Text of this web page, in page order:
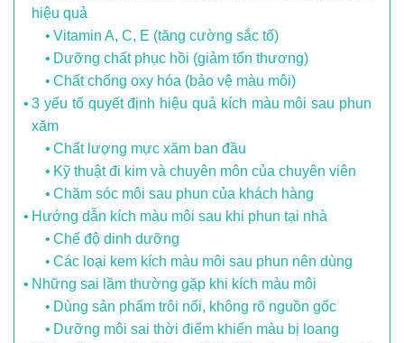
hiệu quả
Vitamin A, C, E (tăng cường sắc tố)
Dưỡng chất phục hồi (giảm tổn thương)
Chất chống oxy hóa (bảo vệ màu môi)
3 yếu tố quyết định hiệu quả kích màu môi sau phun
xăm
Chất lượng mực xăm ban đầu
Kỹ thuật đi kim và chuyên môn của chuyên viên
Chăm sóc môi sau phun của khách hàng
Hướng dẫn kích màu môi sau khi phun tại nhà
Chế độ dinh dưỡng
Các loại kem kích màu môi sau phun nên dùng
Những sai lầm thường gặp khi kích màu môi
Dùng sản phẩm trôi nổi, không rõ nguồn gốc
Dưỡng môi sai thời điểm khiến màu bị loang